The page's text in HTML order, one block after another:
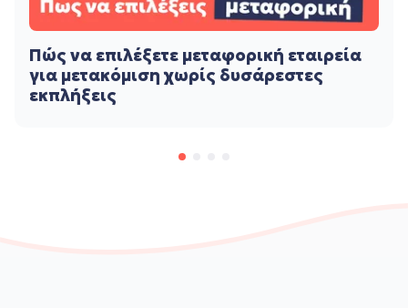
Πώς να επιλέξετε μεταφορική εταιρεία
για μετακόμιση χωρίς δυσάρεστες
εκπλήξεις